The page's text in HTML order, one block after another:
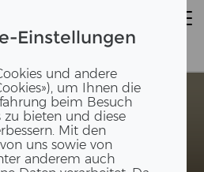
Einstellungen
und andere
um Ihnen die
beim Besuch
zu bieten und diese
Mit den
uns sowie von
anderem auch